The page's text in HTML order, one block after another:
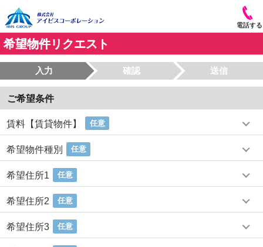
電話する
希望物件リクエスト
入力 確認 送信
ご希望条件
賃料【賃貸物件】 任意
希望物件種別 任意
希望住所1 任意
希望住所2 任意
希望住所3 任意